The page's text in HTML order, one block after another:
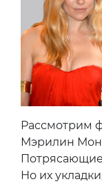
Рассмотрим
Мэрилин
Но их